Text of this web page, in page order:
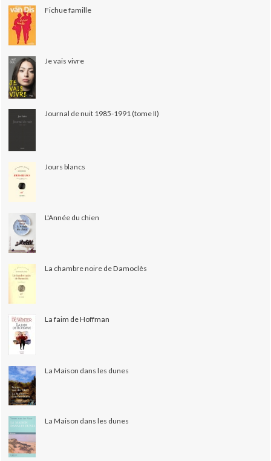
Fichue famille
Je vais vivre
Journal de nuit 1985-1991 (tome II)
Jours blancs
L'Année du chien
La chambre noire de Damoclès
La faim de Hoffman
La Maison dans les dunes
La Maison dans les dunes